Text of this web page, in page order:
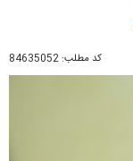
کد مطلب: 84635052